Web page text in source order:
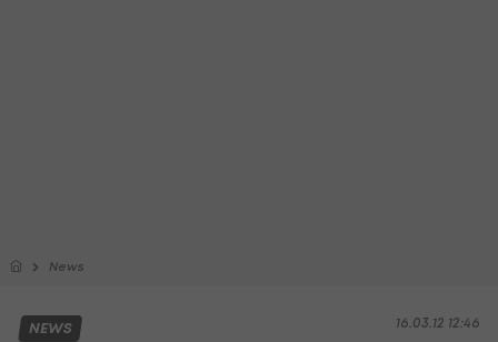
News
16.03.12 12:46
NEWS